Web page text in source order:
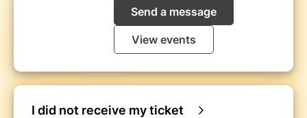
Send a message
View events
I did not receive my ticket